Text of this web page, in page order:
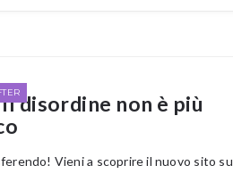
disordine non è più
Vieni a scoprire il nuovo sito su